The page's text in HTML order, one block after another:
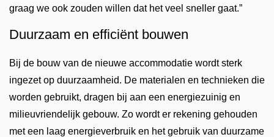
graag we ook zouden willen dat het veel sneller gaat.”
Duurzaam en efficiënt bouwen
Bij de bouw van de nieuwe accommodatie wordt sterk
ingezet op duurzaamheid. De materialen en technieken die
worden gebruikt, dragen bij aan een energiezuinig en
milieuvriendelijk gebouw. Zo wordt er rekening gehouden
met een laag energieverbruik en het gebruik van duurzame